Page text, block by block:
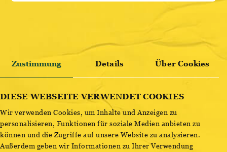
HIER REGISTRIEREN
OTTAKRINGER X 12DAG T-SHIRT KANNE MINTGRÜN
s m l xl xxl
Zustimmung Details Über Cookies
DIESE WEBSEITE VERWENDET COOKIES
Wir verwenden Cookies, um Inhalte und Anzeigen zu
personalisieren, Funktionen für soziale Medien anbieten zu
können und die Zugriffe auf unsere Website zu analysieren.
Außerdem geben wir Informationen zu Ihrer Verwendung